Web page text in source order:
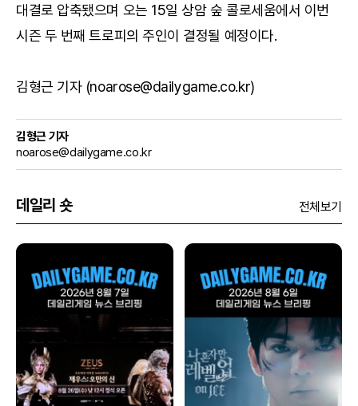
대결로 압축됐으며 오는 15일 상암 숲 콜로세움에서 이번
시즌 두 번째 트로피의 주인이 결정될 예정이다.
김형근 기자 (noarose@dailygame.co.kr)
김형근 기자
noarose@dailygame.co.kr
데일리 숏 전체보기